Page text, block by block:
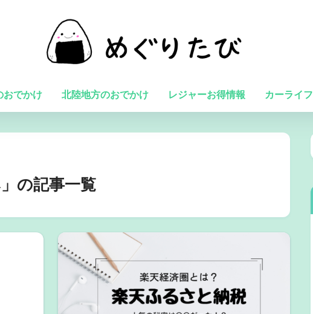
おでかけ 北陸地方のおでかけ レジャーお得情報 カーライフ
の記事一覧